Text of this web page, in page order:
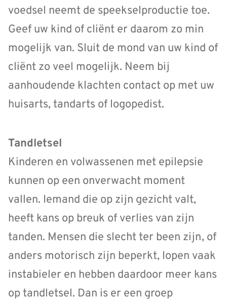
voedsel neemt de speekselproductie toe.
Geef uw kind of cliënt er daarom zo min
mogelijk van. Sluit de mond van uw kind of
cliënt zo veel mogelijk. Neem bij
aanhoudende klachten contact op met uw
huisarts, tandarts of logopedist.
Tandletsel
Kinderen en volwassenen met epilepsie
kunnen op een onverwacht moment
vallen. Iemand die op zijn gezicht valt,
heeft kans op breuk of verlies van zijn
tanden. Mensen die slecht ter been zijn, of
anders motorisch zijn beperkt, lopen vaak
instabieler en hebben daardoor meer kans
op tandletsel. Dan is er een groep